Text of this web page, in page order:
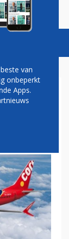
Vacatures
van
onbeperkt
Apps.